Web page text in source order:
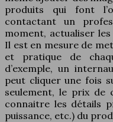
produits qui font
contactant un
moment, actualiser
Il est en mesure de
et pratique de
d’exemple, un
peut cliquer une fois
seulement, le prix de
connaitre les détails
puissance, etc.) du